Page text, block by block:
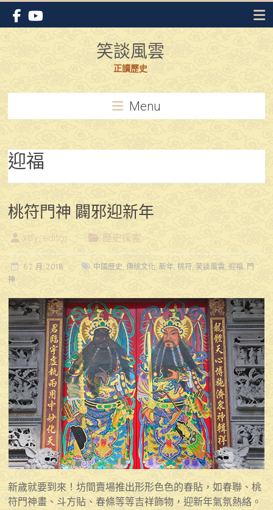
Skip
content
笑談風雲
正讀歷史
Menu
迎福
桃符門神 闢邪迎新年
xtfy_editor 歷史探索
6 2 月, 2018 中國歷史,傳統文化,新年,桃符,笑談風雲,迎福, 門
神
新歲就要到來！坊間賣場推出形形色色的春貼，如春聯、桃
符門神畫、斗方貼、春條等等吉祥飾物，迎新年氣氛熱絡。